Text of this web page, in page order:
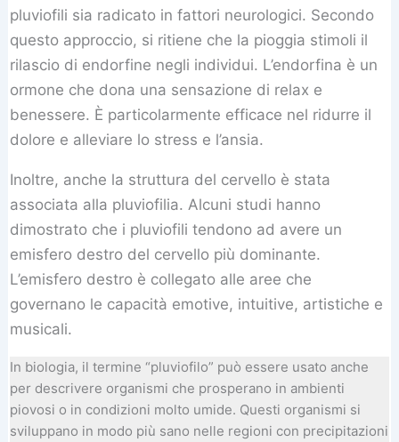
pluviofili sia radicato in fattori neurologici. Secondo
questo approccio, si ritiene che la pioggia stimoli il
rilascio di endorfine negli individui. L’endorfina è un
ormone che dona una sensazione di relax e
benessere. È particolarmente efficace nel ridurre il
dolore e alleviare lo stress e l’ansia.
Inoltre, anche la struttura del cervello è stata
associata alla pluviofilia. Alcuni studi hanno
dimostrato che i pluviofili tendono ad avere un
emisfero destro del cervello più dominante.
L’emisfero destro è collegato alle aree che
governano le capacità emotive, intuitive, artistiche e
musicali.
In biologia, il termine “pluviofilo” può essere usato anche
per descrivere organismi che prosperano in ambienti
piovosi o in condizioni molto umide. Questi organismi si
sviluppano in modo più sano nelle regioni con precipitazioni